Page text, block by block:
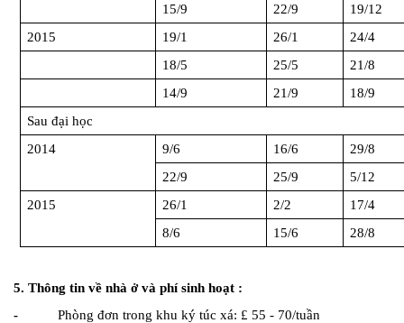
15/9
22/9
19/12
2015
19/1 26/1
24/4
18/5
25/5
21/8
14/9
21/9
18/9
Sau đại học
2014
9/6 16/6
29/8
22/9
25/9
5/12
2015
26/1 2/2
17/4
8/6
15/6 28/8
5. Thông tin về nhà ở và phí sinh hoạt :
- Phòng đơn trong khu ký túc xá: £ 55 - 70/tuần